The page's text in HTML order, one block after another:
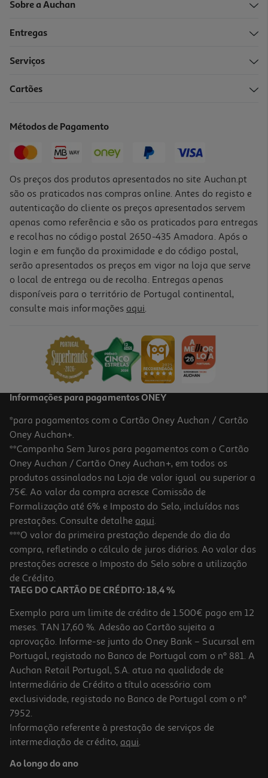
Sobre a Auchan
Entregas
Serviços
Cartões
Métodos de Pagamento
Os preços dos produtos apresentados no site Auchan.pt
são os praticados nas compras online. Antes do registo e
autenticação do cliente os preços apresentados servem
apenas como referência e são os praticados para entregas
e recolhas no código postal 2650-435 Amadora. Após o
login e em função da proximidade e do código postal,
serão apresentados os preços em vigor na loja que serve
o local de entrega ou de recolha. Entregas apenas
disponíveis para o território de Portugal continental,
consulte mais informações aqui.
Informações para pagamentos ONEY
*para pagamentos com o Cartão Oney Auchan / Cartão
Oney Auchan+.
**Campanha Sem Juros para pagamentos com o Cartão
Oney Auchan / Cartão Oney Auchan+, em todos os
produtos assinalados na Loja de valor igual ou superior a
75€. Ao valor da compra acresce Comissão de
Formalização até 6% e Imposto do Selo, incluídos nas
prestações. Consulte detalhe aqui.
***O valor da primeira prestação depende do dia da
compra, refletindo o cálculo de juros diários. Ao valor das
prestações acresce o Imposto do Selo sobre a utilização
de Crédito.
TAEG DO CARTÃO DE CRÉDITO: 18,4 %
Exemplo para um limite de crédito de 1.500€ pago em 12
meses. TAN 17,60 %. Adesão ao Cartão sujeita a
aprovação. Informe-se junto do Oney Bank – Sucursal em
Portugal, registado no Banco de Portugal com o nº 881. A
Auchan Retail Portugal, S.A. atua na qualidade de
Intermediário de Crédito a título acessório com
exclusividade, registado no Banco de Portugal com o nº
7952.
Informação referente à prestação de serviços de
intermediação de crédito, aqui.
Ao longo do ano